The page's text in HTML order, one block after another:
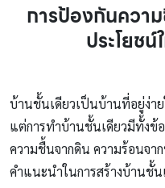
การป้องกันควา
ประโยช
บ้านชั้นเดียวเป็นบ้านที่อยู่ง่า
แต่การทำบ้านชั้นเดียวมีทั้งข้
ความชื้นจากดิน ความร้อนจ
คำแนะนำในการสร้างบ้านชั้